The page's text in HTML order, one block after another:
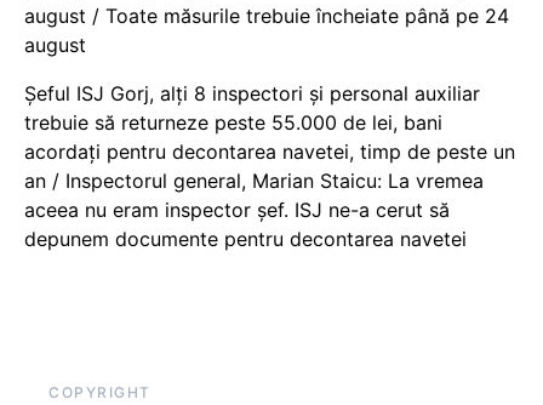
august / Toate măsurile trebuie încheiate până pe 24
august
Șeful ISJ Gorj, alți 8 inspectori și personal auxiliar
trebuie să returneze peste 55.000 de lei, bani
acordați pentru decontarea navetei, timp de peste un
an / Inspectorul general, Marian Staicu: La vremea
aceea nu eram inspector șef. ISJ ne-a cerut să
depunem documente pentru decontarea navetei
COPYRIGHT